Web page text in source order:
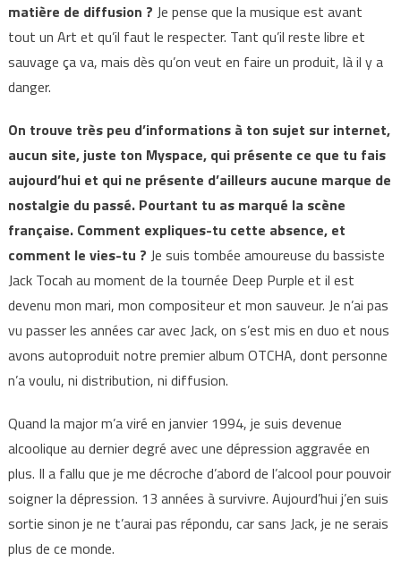
matière de diffusion ? Je pense que la musique est avant
tout un Art et qu’il faut le respecter. Tant qu’il reste libre et
sauvage ça va, mais dès qu’on veut en faire un produit, là il y a
danger.
On trouve très peu d’informations à ton sujet sur internet,
aucun site, juste ton Myspace, qui présente ce que tu fais
aujourd’hui et qui ne présente d’ailleurs aucune marque de
nostalgie du passé. Pourtant tu as marqué la scène
française. Comment expliques-tu cette absence, et
comment le vies-tu ? Je suis tombée amoureuse du bassiste
Jack Tocah au moment de la tournée Deep Purple et il est
devenu mon mari, mon compositeur et mon sauveur. Je n’ai pas
vu passer les années car avec Jack, on s’est mis en duo et nous
avons autoproduit notre premier album OTCHA, dont personne
n’a voulu, ni distribution, ni diffusion.
Quand la major m’a viré en janvier 1994, je suis devenue
alcoolique au dernier degré avec une dépression aggravée en
plus. Il a fallu que je me décroche d’abord de l’alcool pour pouvoir
soigner la dépression. 13 années à survivre. Aujourd’hui j’en suis
sortie sinon je ne t’aurai pas répondu, car sans Jack, je ne serais
plus de ce monde.